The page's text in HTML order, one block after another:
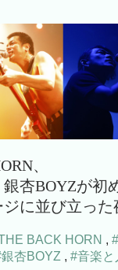
、
杏BOYZが初
に並び立った
BACK HORN ,
杏BOYZ , #音楽と